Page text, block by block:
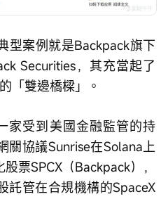
型案例就是Backpack旗下
Securities，其充當起了
「雙邊橋樑」。
家受到美國金融監管的持
關協議Sunrise在Solana上
票SPCX（Backpack），
託管在合規機構的SpaceX